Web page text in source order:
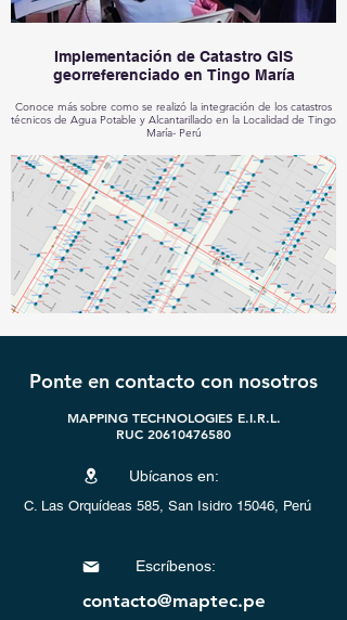
Implementación de Catastro GIS
georreferenciado en Tingo María
Conoce más sobre como se realizó la integración de los catastros
técnicos de Agua Potable y Alcantarillado en la Localidad de Tingo
María- Perú
Ponte en contacto con nosotros
MAPPING TECHNOLOGIES E.I.R.L.
RUC 20610476580
Ubícanos en:
C. Las Orquídeas 585, San Isidro 15046, Perú
Escríbenos:
contacto@maptec.pe